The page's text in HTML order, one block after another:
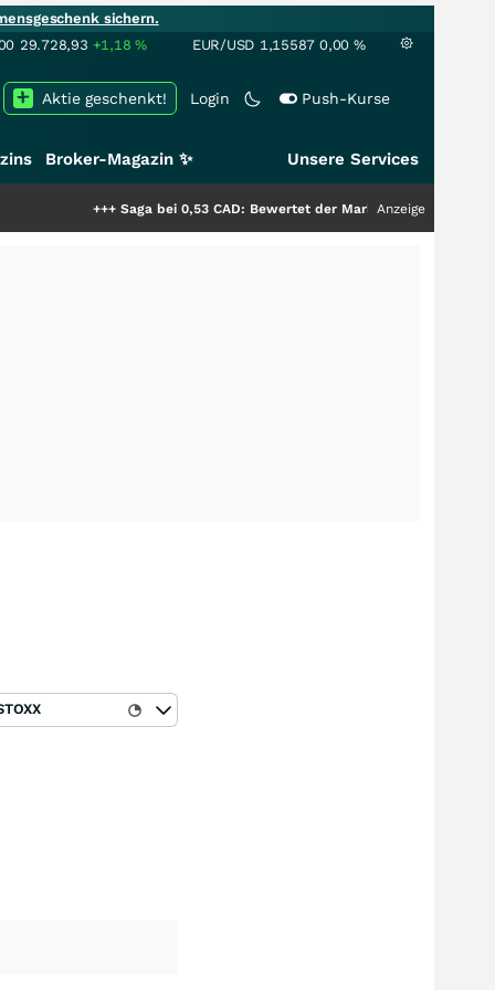
sichern.
29.728,93 +1,18% EUR/USD 1,15587 0,00 %
Login Push-Kurse
Aktie geschenkt!
Broker-Magazin ✨ Unsere Services
Saga bei 0,53 CAD: Bewertet der Markt noch immer nur die Hälfte
Anzeige